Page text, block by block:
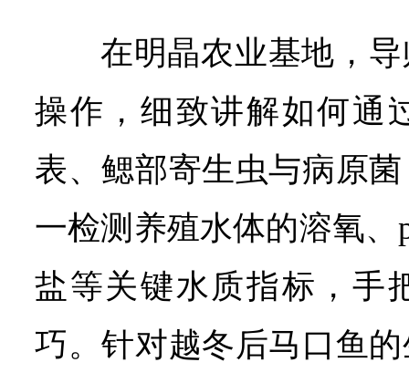
在明晶农业基地，
操作，细致讲解如何通
表、鳃部寄生虫与病原
一检测养殖水体的溶氧
盐等关键水质指标，手
巧。针对越冬后马口鱼